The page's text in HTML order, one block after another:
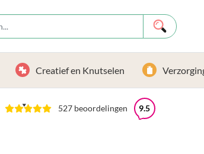
Creatief en Knutselen
527 beoordelingen 9.5